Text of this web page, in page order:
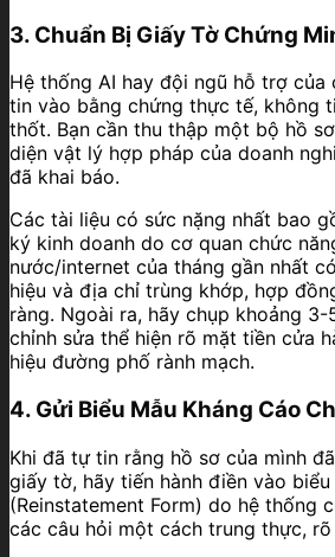
3. Chuẩn Bị Giấy Tờ Chứng
Hệ thống AI hay đội ngũ hỗ trợ
tin vào bằng chứng thực tế, không
thốt. Bạn cần thu thập một bộ hồ
diện vật lý hợp pháp của doanh
đã khai báo.
Các tài liệu có sức nặng nhất bao
ký kinh doanh do cơ quan chức
nước/internet của tháng gần nhất
hiệu và địa chỉ trùng khớp, hợp
ràng. Ngoài ra, hãy chụp khoảng
chỉnh sửa thể hiện rõ mặt tiền cửa
hiệu đường phố rành mạch.
4. Gửi Biểu Mẫu Kháng Cáo
Khi đã tự tin rằng hồ sơ của mình
giấy tờ, hãy tiến hành điền vào
(Reinstatement Form) do hệ thống
các câu hỏi một cách trung thực, rõ